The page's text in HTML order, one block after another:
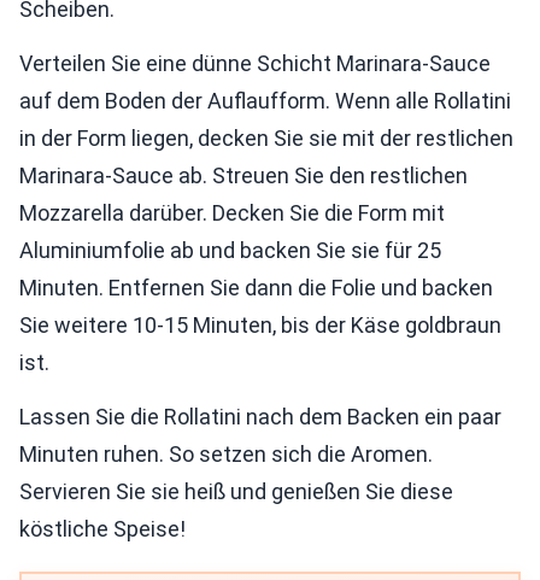
Scheiben.
Verteilen Sie eine dünne Schicht Marinara-Sauce
auf dem Boden der Auflaufform. Wenn alle Rollatini
in der Form liegen, decken Sie sie mit der restlichen
Marinara-Sauce ab. Streuen Sie den restlichen
Mozzarella darüber. Decken Sie die Form mit
Aluminiumfolie ab und backen Sie sie für 25
Minuten. Entfernen Sie dann die Folie und backen
Sie weitere 10-15 Minuten, bis der Käse goldbraun
ist.
Lassen Sie die Rollatini nach dem Backen ein paar
Minuten ruhen. So setzen sich die Aromen.
Servieren Sie sie heiß und genießen Sie diese
köstliche Speise!